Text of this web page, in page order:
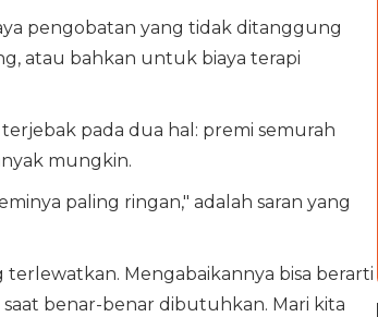
pengobatan yang tidak ditanggung
atau bahkan untuk biaya terapi
pada dua hal: premi semurah
mungkin.
paling ringan," adalah saran yang
terlewatkan. Mengabaikannya bisa berarti
benar-benar dibutuhkan. Mari kita